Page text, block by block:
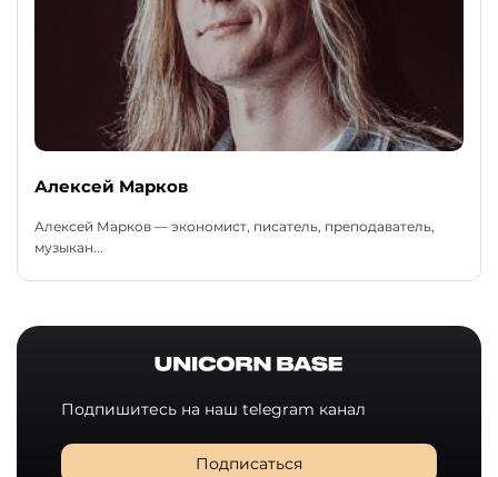
Алексей Марков
Алексей Марков — экономист, писатель, преподаватель,
музыкан...
Подпишитесь на наш telegram канал
Подписаться